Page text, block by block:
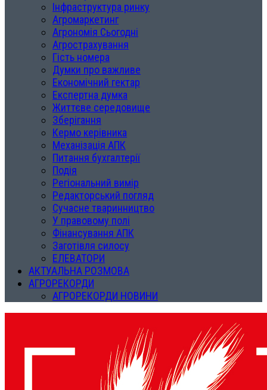
Інфраструктура ринку
Агромаркетинг
Агрономія Сьогодні
Агрострахування
Гість номера
Думки про важливе
Економічний гектар
Експертна думка
Життєве середовище
Зберігання
Кермо керівника
Механізація АПК
Питання бухгалтерії
Подія
Регіональний вимір
Редакторський погляд
Сучасне тваринництво
У правовому полі
Фінансування АПК
Заготівля силосу
ЕЛЕВАТОРИ
АКТУАЛЬНА РОЗМОВА
АГРОРЕКОРДИ
АГРОРЕКОРДИ НОВИНИ